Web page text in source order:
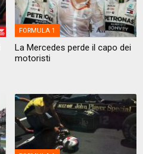
FORMULA 1
La Mercedes perde il capo dei
motoristi